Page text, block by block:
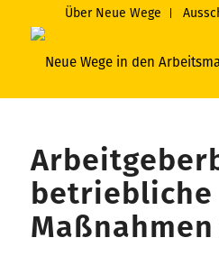
Über Neue Wege
betriebliche